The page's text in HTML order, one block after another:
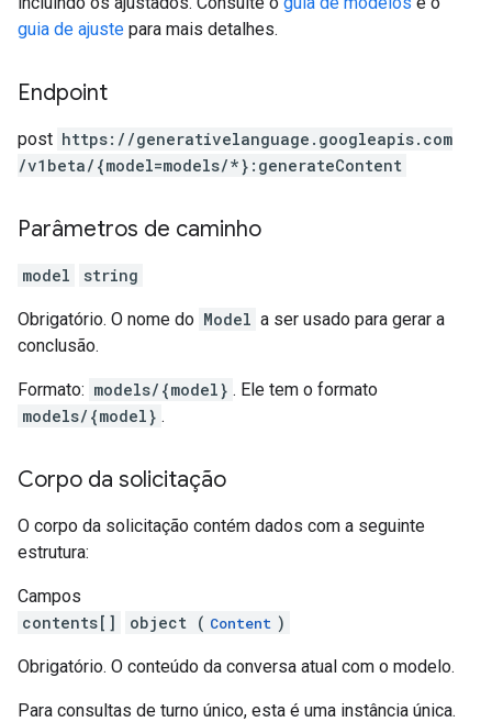
guia de ajuste para mais detalhes.
Endpoint
post https: / /generativelanguage.googleapis.com
/v1beta/{model=models/*}:generateContent
Parâmetros de caminho
model string
Obrigatório. O nome do Model a ser usado para gerar a
conclusão.
Formato: models/{model} . Ele tem o formato
models/{model} .
Corpo da solicitação
O corpo da solicitação contém dados com a seguinte
estrutura:
Campos
contents[]
object ( Content )
Obrigatório. O conteúdo da conversa atual com o modelo.
Para consultas de turno único, esta é uma instância única.